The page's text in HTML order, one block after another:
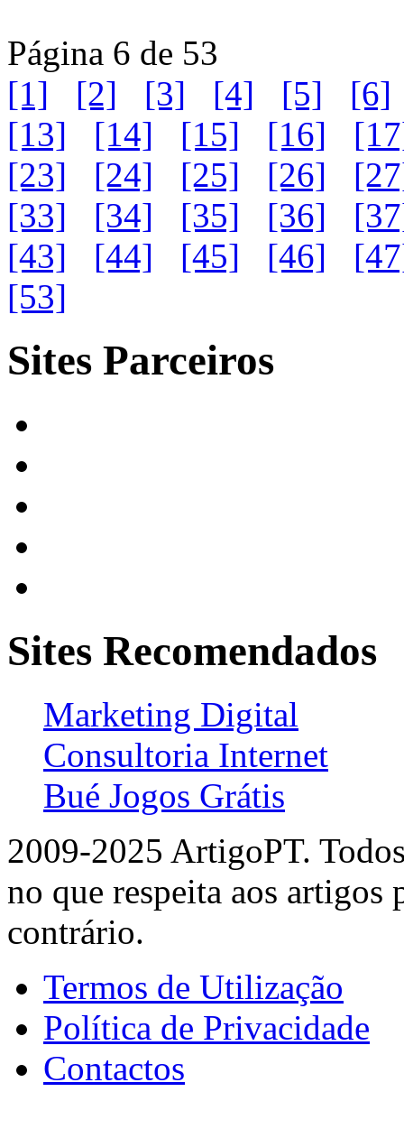
Página 6 de 53
[1]
[2] [3] [4] [5]
[6]
[13]
[14] [15] [16]
[23]
[24] [25] [26]
[33]
[34] [35] [36]
[43]
[44] [45] [46]
[53]
Sites Parceiros
Sites Recomendados
Marketing Digital
Consultoria Internet
Bué Jogos Grátis
2009-2025 ArtigoPT.
no que respeita aos artigos
contrário.
Termos de Utilização
Política de Privacidade
Contactos